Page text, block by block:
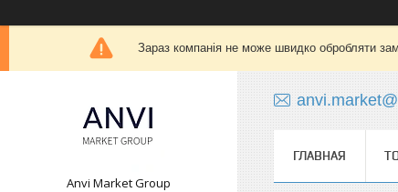
Зараз компанія не може швидко обробляти
Anvi Market Group
ГЛАВНАЯ